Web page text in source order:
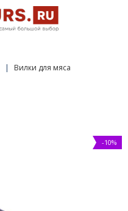
Вилки для мяса
-10%